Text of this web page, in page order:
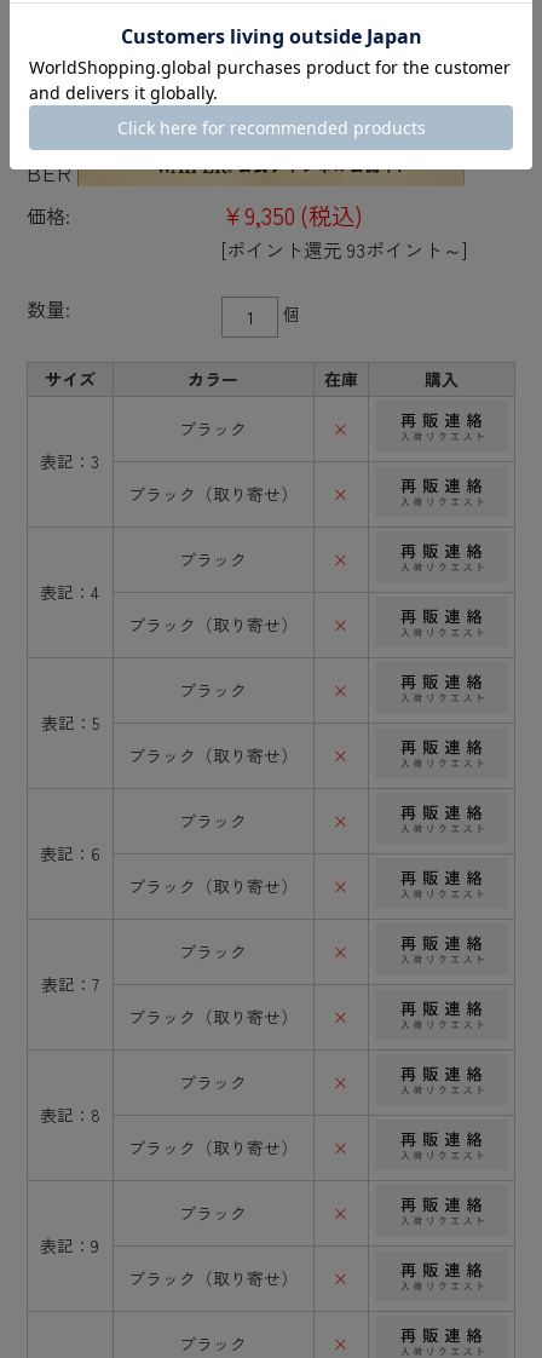
★カートで割引対象品★ROTHCO ロスコ RUB
BER KNEE ブーツ（長靴）【T】
価格: ¥9,350 (税込)
[ポイント還元 93ポイント～]
数量: 個
サイズ カラー 在庫 購入
表記：3
ブラック ×
ブラック（取り寄せ） ×
表記：4
ブラック ×
ブラック（取り寄せ） ×
表記：5
ブラック ×
ブラック（取り寄せ） ×
表記：6
ブラック ×
ブラック（取り寄せ） ×
表記：7
ブラック ×
ブラック（取り寄せ） ×
表記：8
ブラック ×
ブラック（取り寄せ） ×
表記：9
ブラック ×
ブラック（取り寄せ） ×
ブラック ×